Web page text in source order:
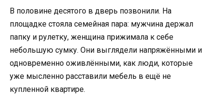
В половине десятого в дверь позвонили. На
площадке стояла семейная пара: мужчина держал
папку и рулетку, женщина прижимала к себе
небольшую сумку. Они выглядели напряжёнными и
одновременно оживлёнными, как люди, которые
уже мысленно расставили мебель в ещё не
купленной квартире.